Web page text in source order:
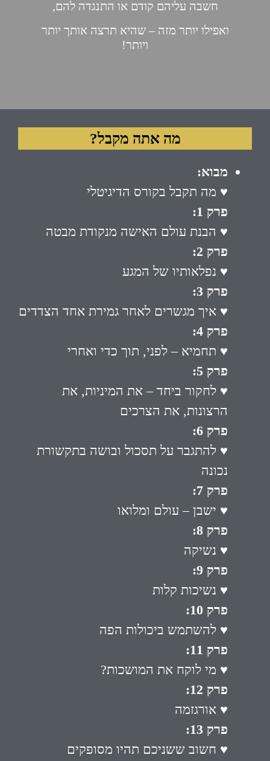
חשבה עליהם קודם או התנגדה להם,
ואפילו יותר מזה – שהיא תרצה אותך יותר
ויותר!
מה אתה מקבל?
מבוא:
♥ מה תקבל בקורס הדיגיטלי
פרק 1:
♥ הבנת עולם האישה מנקודת מבטה
פרק 2:
♥ נפלאותיו של המגע
פרק 3:
♥ איך מגשרים לאחר גמירת אחד הצדדים
פרק 4:
♥ תחמיא – לפני, תוך כדי ואחרי
פרק 5:
♥ לחקור ביחד – את המיניות, את
הרצונות, את הצרכים
פרק 6:
♥ להתגבר על תסכול ובושה בתקשורת
נכונה
פרק 7:
♥ ישבן – עולם ומלואו
פרק 8:
♥ נשיקה
פרק 9:
♥ נשיכות קלות
פרק 10:
♥ להשתמש ביכולות הפה
פרק 11:
♥ מי לוקח את המושכות?
פרק 12:
♥ אורגזמה
פרק 13:
♥ חשוב ששניכם תהיו מסופקים